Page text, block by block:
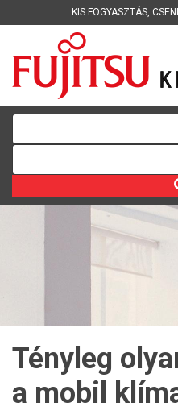
KIS FOGYASZTÁS,
Tényleg
a mobil